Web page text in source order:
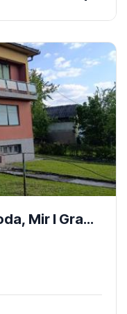
Mir I Grad